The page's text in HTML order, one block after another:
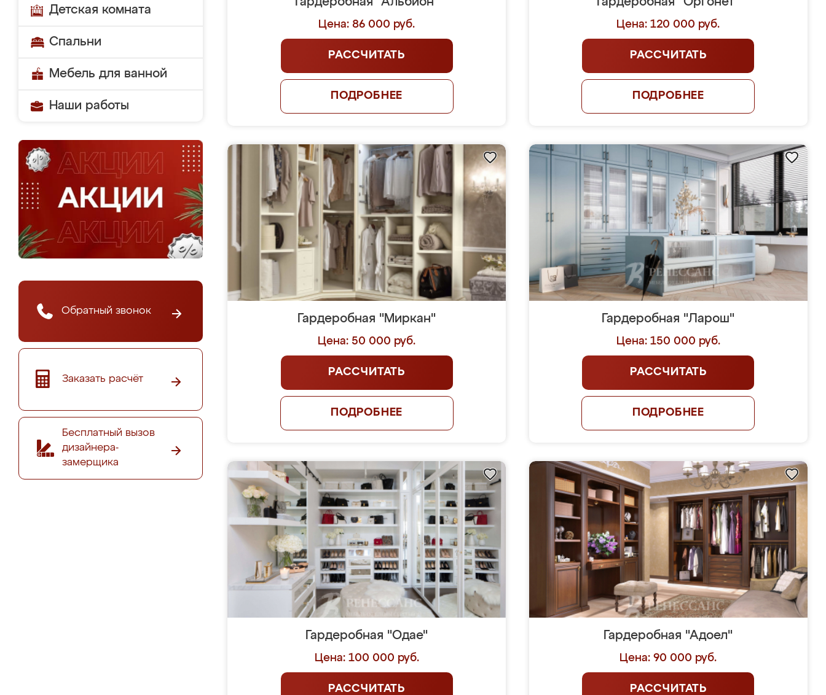
Детская комната
Спальни
Мебель для ванной
Наши работы
Обратный звонок
Заказать расчёт
Бесплатный вызов
дизайнера-
замерщика
Цена: 86 000 руб.
РАССЧИТАТЬ
ПОДРОБНЕЕ
Цена: 120 000 руб.
РАССЧИТАТЬ
ПОДРОБНЕЕ
Гардеробная "Миркан"
Цена: 50 000 руб.
РАССЧИТАТЬ
ПОДРОБНЕЕ
Гардеробная "Ларош"
Цена: 150 000 руб.
РАССЧИТАТЬ
ПОДРОБНЕЕ
Гардеробная "Одае"
Цена: 100 000 руб.
РАССЧИТАТЬ
Гардеробная "Адоел"
Цена: 90 000 руб.
РАССЧИТАТЬ